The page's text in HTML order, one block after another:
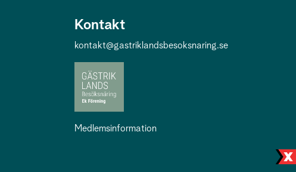
Kontakt
kontakt@gastriklandsbesoksnaring.se
Medlemsinformation